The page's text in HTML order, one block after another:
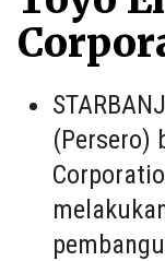
(Persero)